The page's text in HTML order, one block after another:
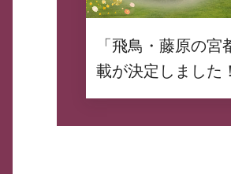
「飛鳥・藤原の
載が決定しました！